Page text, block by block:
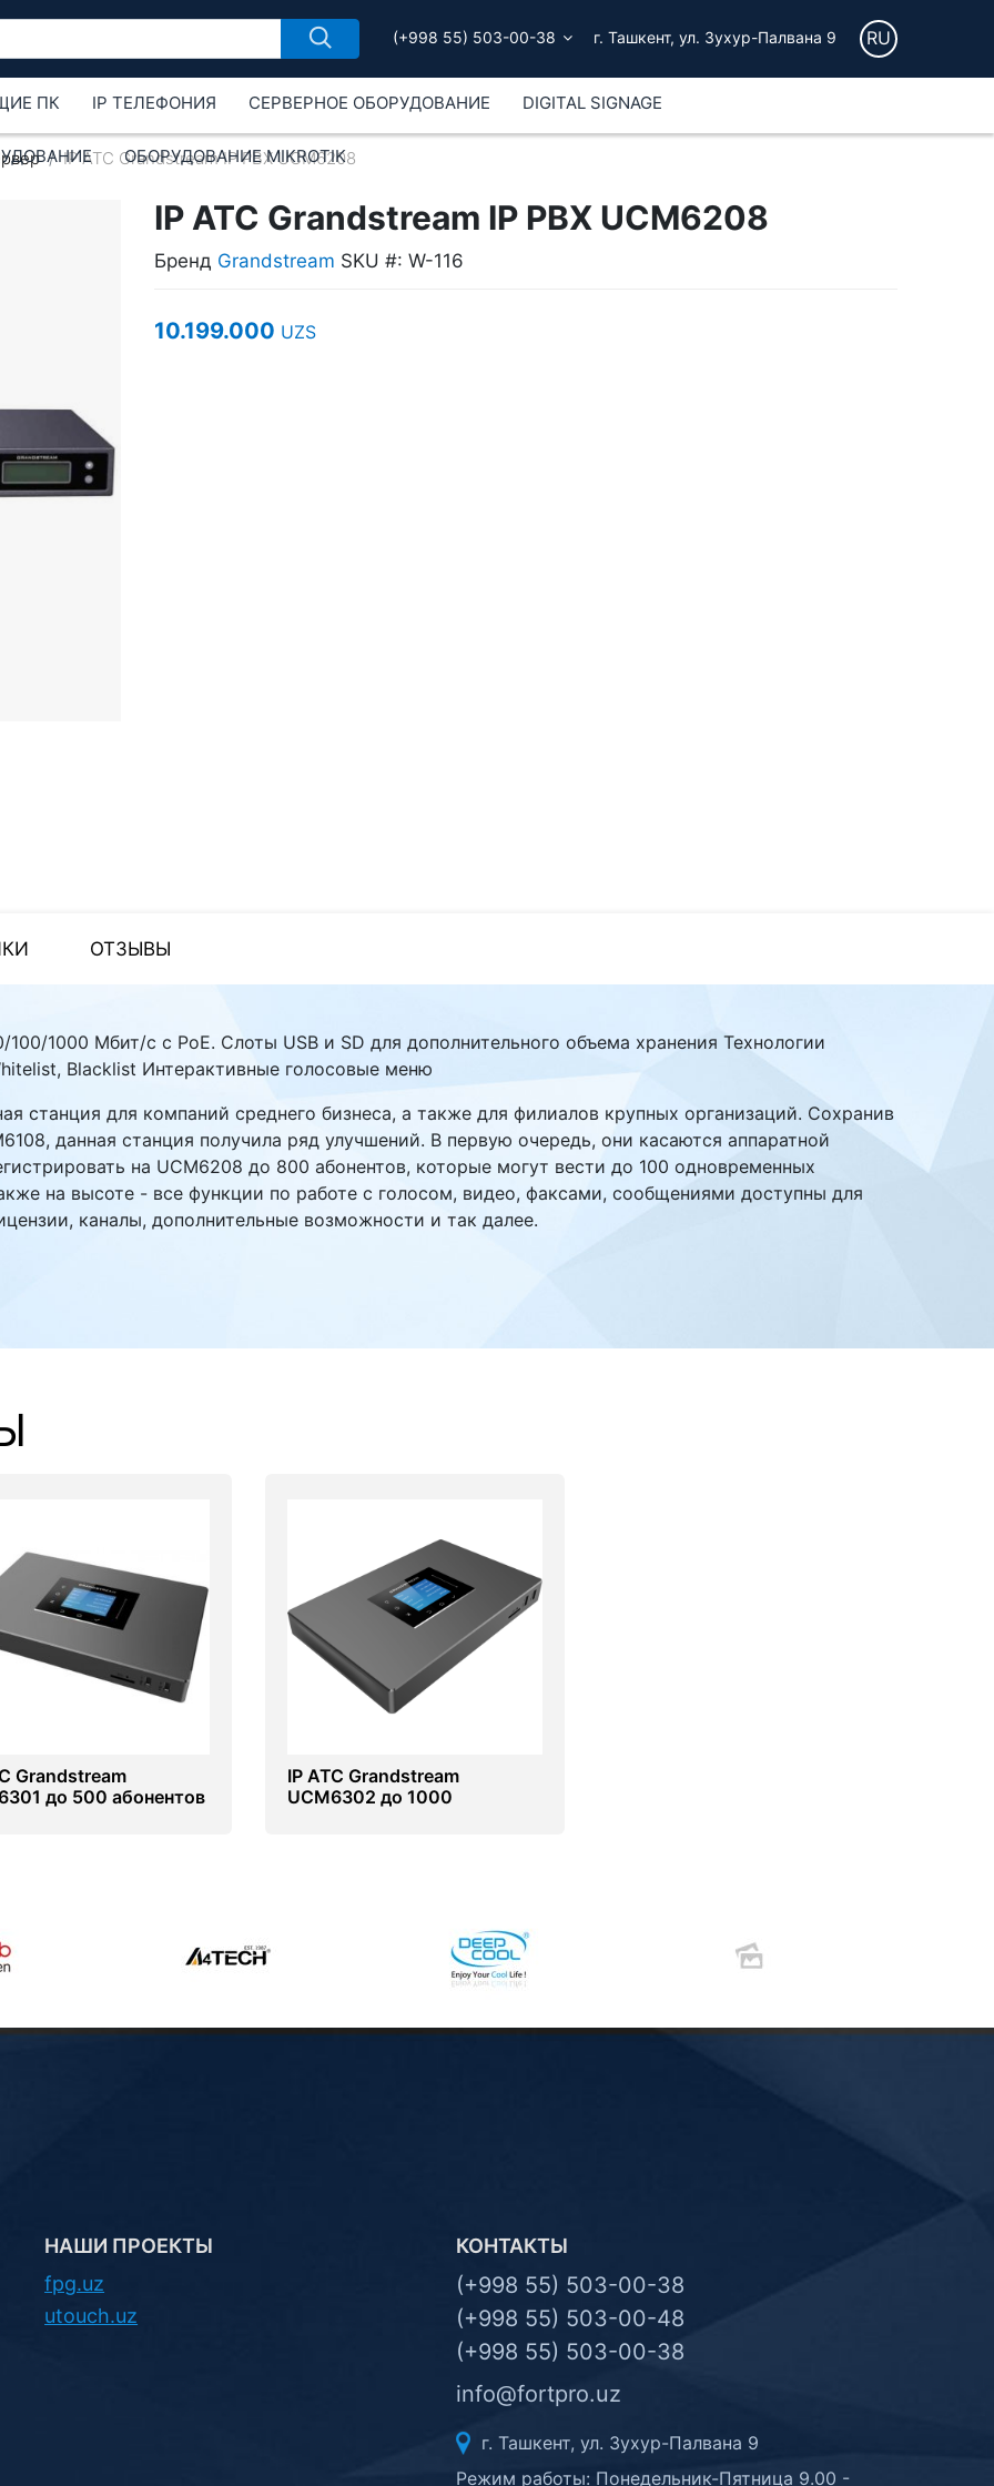
(+998 55) 503-00-38 г. Ташкент, ул. Зухур-Палвана 9 RU
ПК IP ТЕЛЕФОНИЯ СЕРВЕРНОЕ ОБОРУДОВАНИЕ DIGITAL SIGNAGE
ОБОРУДОВАНИЕ MIKROTIK
IP ATC Grandstream IP PBX UCM6208
IP ATC Grandstream IP PBX UCM6208
Бренд Grandstream SKU #: W-116
10.199.000 UZS
ОТЗЫВЫ
1000 Мбит/с с PoE. Слоты USB и SD для дополнительного объема хранения Технологии
Blacklist Интерактивные голосовые меню
станция для компаний среднего бизнеса, а также для филиалов крупных организаций. Сохранив
данная станция получила ряд улучшений. В первую очередь, они касаются аппаратной
на UCM6208 до 800 абонентов, которые могут вести до 100 одновременных
на высоте - все функции по работе с голосом, видео, факсами, сообщениями доступны для
каналы, дополнительные возможности и так далее.
Grandstream
до 500 абонентов
IP АТС Grandstream
UCM6302 до 1000
НАШИ ПРОЕКТЫ
fpg.uz
utouch.uz
КОНТАКТЫ
(+998 55) 503-00-38
(+998 55) 503-00-48
(+998 55) 503-00-38
info@fortpro.uz
г. Ташкент, ул. Зухур-Палвана 9
Режим работы: Понедельник-Пятница 9.00 -